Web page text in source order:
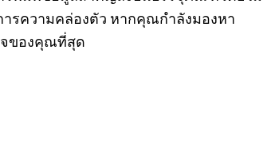
รความคล่องตัว หากคุณกำลังมองหา
จของคุณที่สุด